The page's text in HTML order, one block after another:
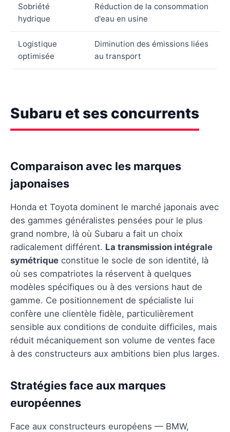
Sobriété
hydrique
Réduction de la consommation
d'eau en usine
Logistique
optimisée
Diminution des émissions liées
au transport
Subaru et ses concurrents
Comparaison avec les marques
japonaises
Honda et Toyota dominent le marché japonais avec
des gammes généralistes pensées pour le plus
grand nombre, là où Subaru a fait un choix
radicalement différent. La transmission intégrale
symétrique constitue le socle de son identité, là
où ses compatriotes la réservent à quelques
modèles spécifiques ou à des versions haut de
gamme. Ce positionnement de spécialiste lui
confère une clientèle fidèle, particulièrement
sensible aux conditions de conduite difficiles, mais
réduit mécaniquement son volume de ventes face
à des constructeurs aux ambitions bien plus larges.
Stratégies face aux marques
européennes
Face aux constructeurs européens — BMW,